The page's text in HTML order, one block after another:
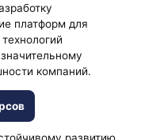
платформ для
компаний.